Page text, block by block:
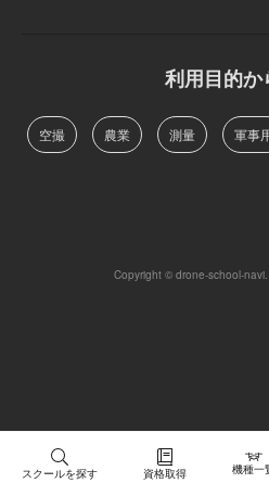
スクールを探す 資格取得 機種一
利用目的か
空撮 農業 測量 軍事
Copyright © drone-school-